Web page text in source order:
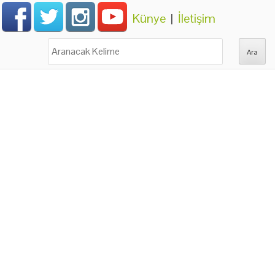
Künye | İletişim